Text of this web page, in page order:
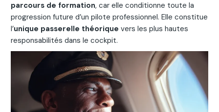
parcours de formation, car elle conditionne toute la
progression future d’un pilote professionnel. Elle constitue
l’unique passerelle théorique vers les plus hautes
responsabilités dans le cockpit.